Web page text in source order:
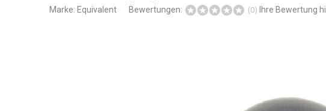
Marke: Equivalent Bewertungen: (0) Ihre Bewertung